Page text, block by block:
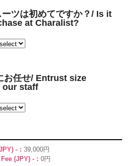
ツは初めてですか？/ Is it
at Charalist?
お任せ/ Entrust size
our staff
-：39,000円
(JPY) -：0円